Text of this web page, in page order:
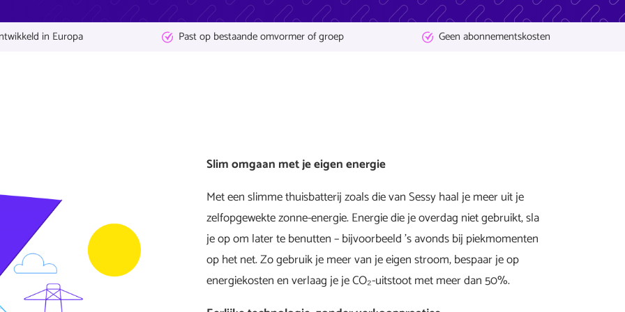
in Europa Pastop bestaande omvormer of groep Geen abonnementskosten
Slim omgaan met je eigen energie
Met een slimme thuisbatterij zoals die van Sessy haal je meer uit je
zelfopgewekte zonne-energie. Energie die je overdag niet gebruikt, sla
je op om later te benutten – bijvoorbeeld ’s avonds bij piekmomenten
op het net. Zo gebruik je meer van je eigen stroom, bespaar je op
energiekosten en verlaag je je CO₂-uitstoot met meer dan 50%.